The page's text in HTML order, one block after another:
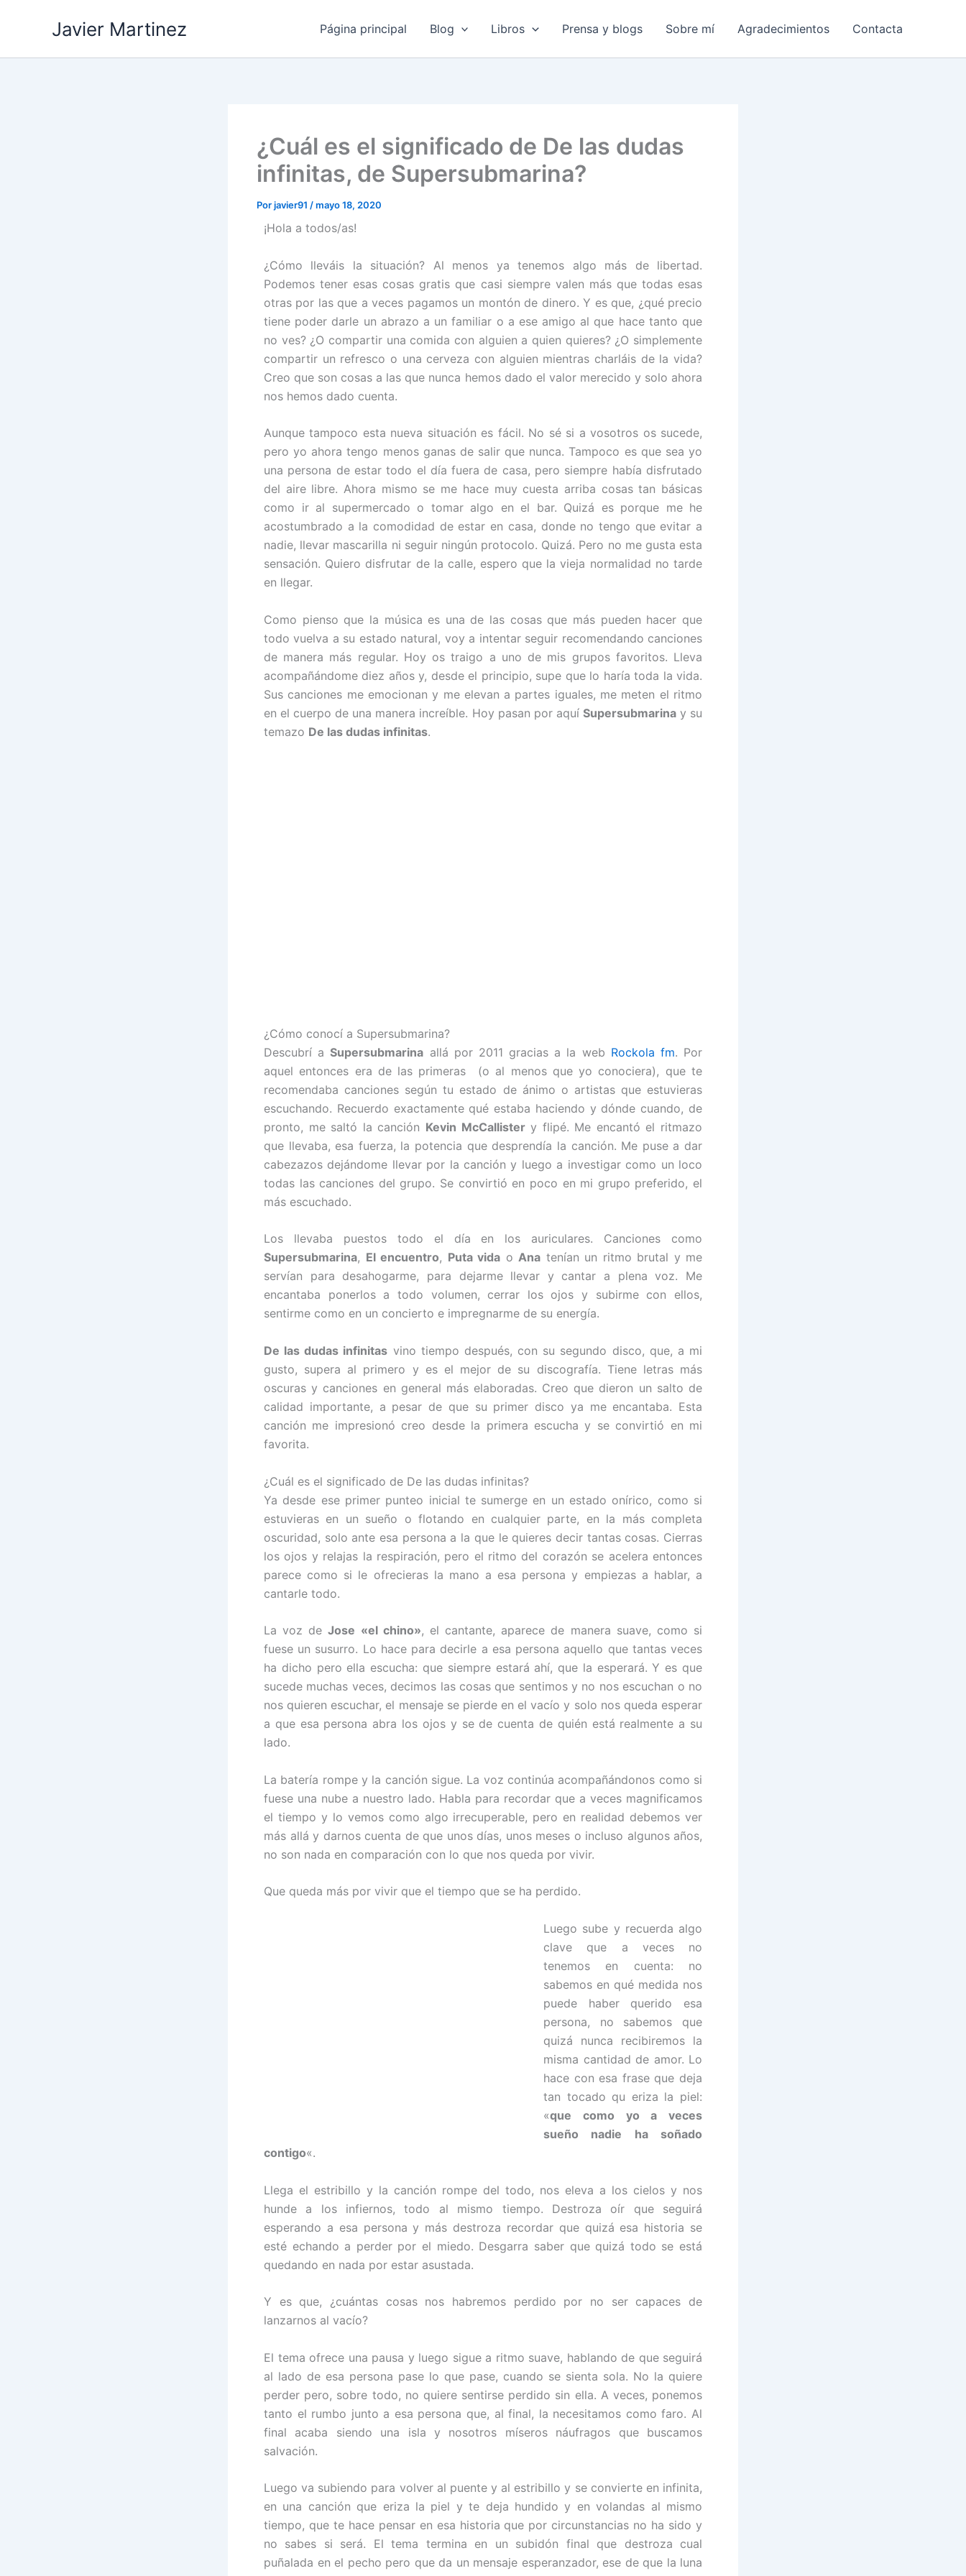
Javier Martinez Página principal Blog Libros Prensa y blogs Sobre mí Agradecimientos Contacta
¿Cuál es el significado de De las dudas
infinitas, de Supersubmarina?
Porjavier91 /mayo 18, 2020
¡Hola a todos/as!
¿Cómo lleváis la situación? Al menos ya tenemos algo más de libertad.
Podemos tener esas cosas gratis que casi siempre valen más que todas esas
otras por las que a veces pagamos un montón de dinero. Y es que, ¿qué precio
tiene poder darle un abrazo a un familiar o a ese amigo al que hace tanto que
no ves? ¿O compartir una comida con alguien a quien quieres? ¿O simplemente
compartir un refresco o una cerveza con alguien mientras charláis de la vida?
Creo que son cosas a las que nunca hemos dado el valor merecido y solo ahora
nos hemos dado cuenta.
Aunque tampoco esta nueva situación es fácil. No sé si a vosotros os sucede,
pero yo ahora tengo menos ganas de salir que nunca. Tampoco es que sea yo
una persona de estar todo el día fuera de casa, pero siempre había disfrutado
del aire libre. Ahora mismo se me hace muy cuesta arriba cosas tan básicas
como ir al supermercado o tomar algo en el bar. Quizá es porque me he
acostumbrado a la comodidad de estar en casa, donde no tengo que evitar a
nadie, llevar mascarilla ni seguir ningún protocolo. Quizá. Pero no me gusta esta
sensación. Quiero disfrutar de la calle, espero que la vieja normalidad no tarde
en llegar.
Como pienso que la música es una de las cosas que más pueden hacer que
todo vuelva a su estado natural, voy a intentar seguir recomendando canciones
de manera más regular. Hoy os traigo a uno de mis grupos favoritos. Lleva
acompañándome diez años y, desde el principio, supe que lo haría toda la vida.
Sus canciones me emocionan y me elevan a partes iguales, me meten el ritmo
en el cuerpo de una manera increíble. Hoy pasan por aquí Supersubmarinay su
temazo De las dudas infinitas.
¿Cómo conocí a Supersubmarina?
Descubrí aSupersubmarina allá por 2011 gracias a la web Rockola fm. Por
aquel entonces era de las primeras (o al menos que yo conociera), que te
recomendaba canciones según tu estado de ánimo o artistas que estuvieras
escuchando. Recuerdo exactamente qué estaba haciendo y dónde cuando, de
pronto, me saltó la canción Kevin McCallistery flipé. Me encantó el ritmazo
que llevaba, esa fuerza, la potencia que desprendía la canción. Me puse a dar
cabezazos dejándome llevar por la canción y luego a investigar como un loco
todas las canciones del grupo. Se convirtió en poco en mi grupo preferido, el
más escuchado.
Los llevaba puestos todo el día en los auriculares. Canciones como
Supersubmarina, El encuentro, Puta vida o Ana tenían un ritmo brutal y me
servían para desahogarme, para dejarme llevar y cantar a plena voz. Me
encantaba ponerlos a todo volumen, cerrar los ojos y subirme con ellos,
sentirme como en un concierto e impregnarme de su energía.
De las dudas infinitas vino tiempo después, con su segundo disco, que, a mi
gusto, supera al primero y es el mejor de su discografía. Tiene letras más
oscuras y canciones en general más elaboradas. Creo que dieron un salto de
calidad importante, a pesar de que su primer disco ya me encantaba. Esta
canción me impresionó creo desde la primera escucha y se convirtió en mi
favorita.
¿Cuál es el significado de De las dudas infinitas?
Ya desde ese primer punteo inicial te sumerge en un estado onírico, como si
estuvieras en un sueño o flotando en cualquier parte, en la más completa
oscuridad, solo ante esa persona a la que le quieres decir tantas cosas. Cierras
los ojos y relajas la respiración, pero el ritmo del corazón se acelera entonces
parece como si le ofrecieras la mano a esa persona y empiezas a hablar, a
cantarle todo.
La voz deJose «el chino», el cantante, aparece de manera suave, como si
fuese un susurro. Lo hace para decirle a esa persona aquello que tantas veces
ha dicho pero ella escucha: que siempre estará ahí, que la esperará. Y es que
sucede muchas veces, decimos las cosas que sentimos y no nos escuchan o no
nos quieren escuchar, el mensaje se pierde en el vacío y solo nos queda esperar
a que esa persona abra los ojos y se de cuenta de quién está realmente a su
lado.
La batería rompe y la canción sigue. La voz continúa acompañándonos como si
fuese una nube a nuestro lado. Habla para recordar que a veces magnificamos
el tiempo y lo vemos como algo irrecuperable, pero en realidad debemos ver
más allá y darnos cuenta de que unos días, unos meses o incluso algunos años,
no son nada en comparación con lo que nos queda por vivir.
Que queda más por vivir que el tiempo que se ha perdido.
Luego sube y recuerda algo
clave que a veces no
tenemos en cuenta: no
sabemos en qué medida nos
puede haber querido esa
persona, no sabemos que
quizá nunca recibiremos la
misma cantidad de amor. Lo
hace con esa frase que deja
tan tocado qu eriza la piel:
«que como yo a veces
sueño nadie ha soñado
contigo«.
Llega el estribillo y la canción rompe del todo, nos eleva a los cielos y nos
hunde a los infiernos, todo al mismo tiempo. Destroza oír que seguirá
esperando a esa persona y más destroza recordar que quizá esa historia se
esté echando a perder por el miedo. Desgarra saber que quizá todo se está
quedando en nada por estar asustada.
Y es que, ¿cuántas cosas nos habremos perdido por no ser capaces de
lanzarnos al vacío?
El tema ofrece una pausa y luego sigue a ritmo suave, hablando de que seguirá
al lado de esa persona pase lo que pase, cuando se sienta sola. No la quiere
perder pero, sobre todo, no quiere sentirse perdido sin ella. A veces, ponemos
tanto el rumbo junto a esa persona que, al final, la necesitamos como faro. Al
final acaba siendo una isla y nosotros míseros náufragos que buscamos
salvación.
Luego va subiendo para volver al puente y al estribillo y se convierte en infinita,
en una canción que eriza la piel y te deja hundido y en volandas al mismo
tiempo, que te hace pensar en esa historia que por circunstancias no ha sido y
no sabes si será. El tema termina en un subidón final que destroza cual
puñalada en el pecho pero que da un mensaje esperanzador, ese de que la luna